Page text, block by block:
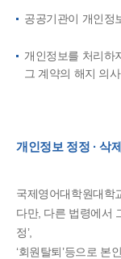
공공기관이 개인정
개인정보를 처리하
그 계약의 해지 의
개인정보 정정 · 삭
국제영어대학원대학
다만, 다른 법령에서
정’,
‘회원탈퇴’등으로